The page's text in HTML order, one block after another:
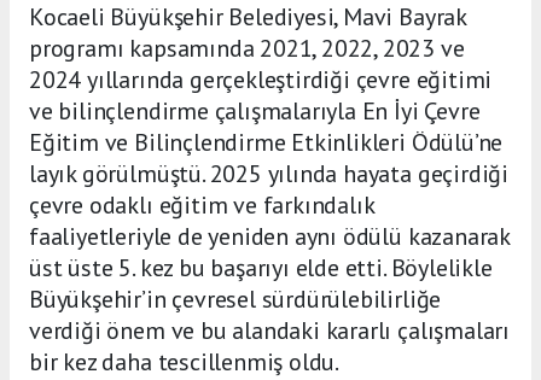
Kocaeli Büyükşehir Belediyesi, Mavi Bayrak
programı kapsamında 2021, 2022, 2023 ve
2024 yıllarında gerçekleştirdiği çevre eğitimi
ve bilinçlendirme çalışmalarıyla En İyi Çevre
Eğitim ve Bilinçlendirme Etkinlikleri Ödülü’ne
layık görülmüştü. 2025 yılında hayata geçirdiği
çevre odaklı eğitim ve farkındalık
faaliyetleriyle de yeniden aynı ödülü kazanarak
üst üste 5. kez bu başarıyı elde etti. Böylelikle
Büyükşehir’in çevresel sürdürülebilirliğe
verdiği önem ve bu alandaki kararlı çalışmaları
bir kez daha tescillenmiş oldu.